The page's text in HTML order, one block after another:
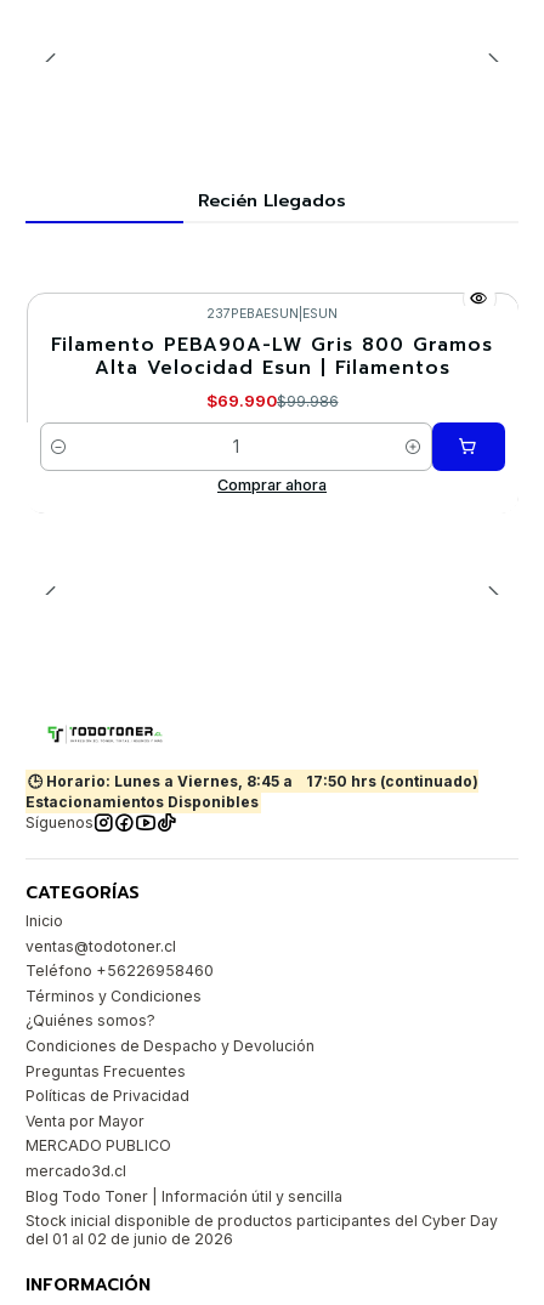
Recién Llegados
-30%
237PEBAESUN ESUN
Filamento PEBA90A-LW Gris 800 Gramos
Alta Velocidad Esun | Filamentos
$69.990$99.986
Cantidad
Comprar ahora
🕒 Horario: Lunes a Viernes, 8:45 a
17:50 hrs (continuado)
Estacionamientos Disponibles
Síguenos
CATEGORÍAS
Inicio
ventas@todotoner.cl
Teléfono +56226958460
Términos y Condiciones
¿Quiénes somos?
Condiciones de Despacho y Devolución
Preguntas Frecuentes
Políticas de Privacidad
Venta por Mayor
MERCADO PUBLICO
mercado3d.cl
Blog Todo Toner | Información útil y sencilla
Stock inicial disponible de productos participantes del Cyber Day
del 01 al 02 de junio de 2026
INFORMACIÓN